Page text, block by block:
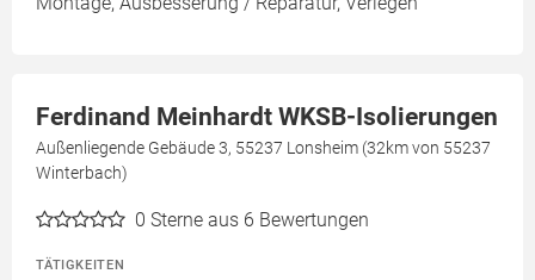
Ferdinand Meinhardt WKSB-Isolierungen
Außenliegende Gebäude 3, 55237 Lonsheim (32km von 55237
Winterbach)
0 Sterne aus 6 Bewertungen
TÄTIGKEITEN